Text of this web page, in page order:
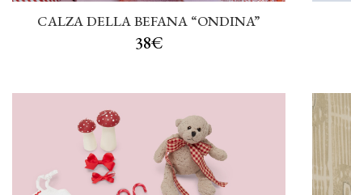
CALZA DELLA BEFANA “ONDINA”
38€